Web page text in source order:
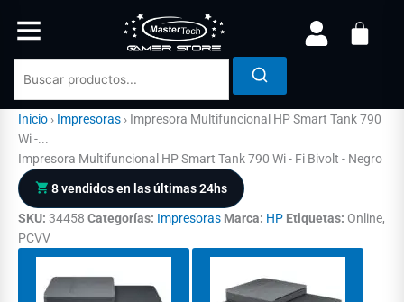
Inicio › Impresoras › Impresora Multifuncional HP Smart Tank 790
Wi -...
Impresora Multifuncional HP Smart Tank 790 Wi - Fi Bivolt - Negro
8 vendidos en las últimas 24hs
SKU: 34458 Categorías: Impresoras Marca: HP Etiquetas: Online,
PCVV